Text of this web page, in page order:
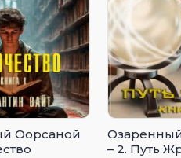
Оорсаной
– 2. Путь